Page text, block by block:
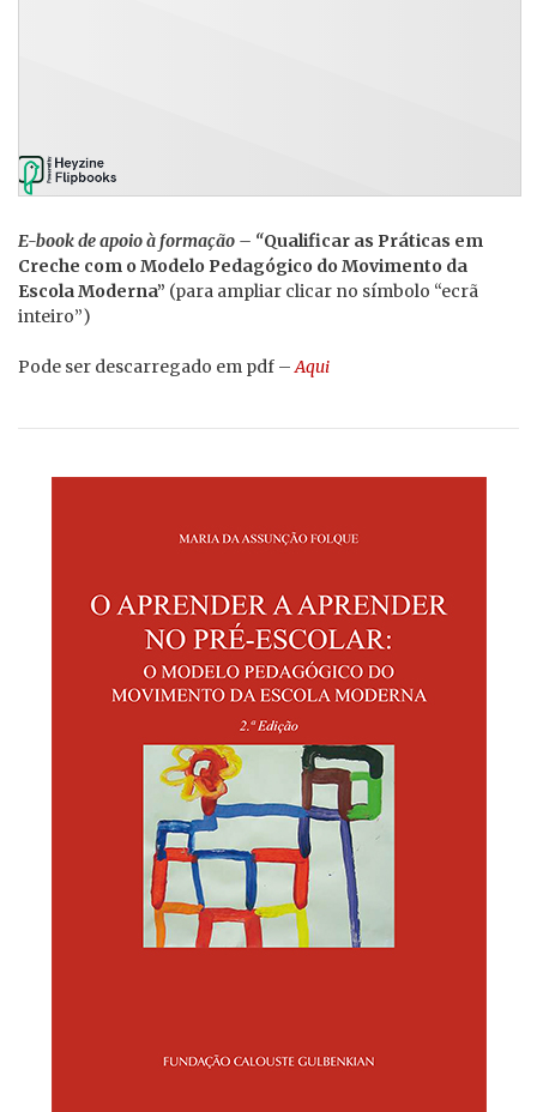
E-book de apoio à formação – “Qualificar as Práticas em
Creche com o Modelo Pedagógico do Movimento da
Escola Moderna” (para ampliar clicar no símbolo “ecrã
inteiro”)
Pode ser descarregado em pdf –Aqui